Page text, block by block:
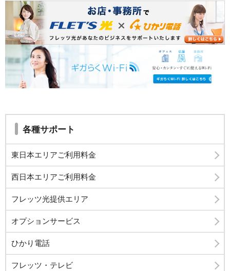
各種サポート
東日本エリアご利用料金
西日本エリアご利用料金
フレッツ光提供エリア
オプションサービス
ひかり電話
フレッツ・テレビ